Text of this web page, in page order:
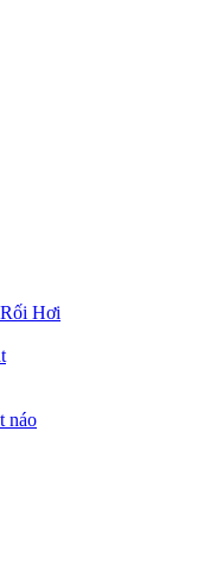
Hơi
náo